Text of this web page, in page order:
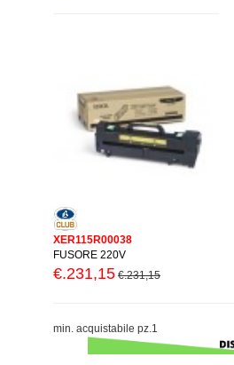
XER115R00038
FUSORE 220V
€.231,15 €.231,15
min. acquistabile pz.1